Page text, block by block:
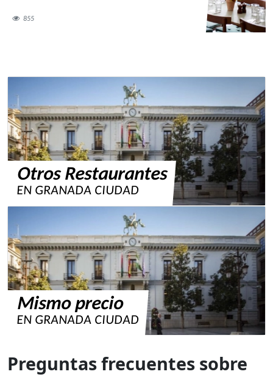
855
Otros Restaurantes
EN GRANADA CIUDAD
Mismo precio
EN GRANADA CIUDAD
Preguntas frecuentes sobre